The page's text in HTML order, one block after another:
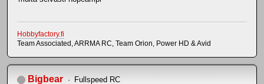
Hobbyfactory.fi
Team Associated, ARRMA RC, Team Orion, Power HD & Avid
Bigbear Fullspeed RC